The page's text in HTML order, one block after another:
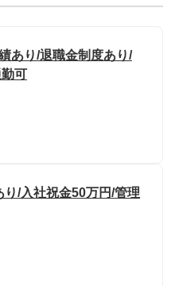
あり/退職金制度あり/
可
/入社祝金50万円/管理